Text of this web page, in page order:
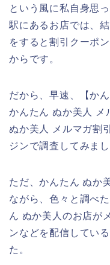
という風に私自身思
駅にあるお店では、
をすると割引クーポ
からです。
だから、早速、【か
かんたん ぬか美人 メ
ぬか美人 メルマガ割
ジンで調査してみまし
ただ、かんたん ぬか
ながら、色々と調べ
ん ぬか美人のお店が
ンなどを配信してい
た。